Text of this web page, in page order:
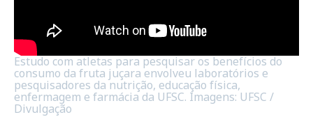
Estudo com atletas para pesquisar os benefícios do
consumo da fruta juçara envolveu laboratórios e
pesquisadores da nutrição, educação física,
enfermagem e farmácia da UFSC. Imagens: UFSC /
Divulgação